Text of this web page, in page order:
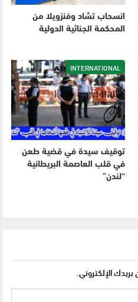
انسحاب تشاد وفنزويلا من
المحكمة الجنائية الدولية
INTERNATIONAL
توقيف سيدة في قضية طعن
في قلب العاصمة البريطانية
“لندن”
بريدك الإلكتروني.